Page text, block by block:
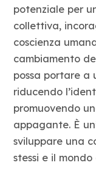
potenziale per
collettiva,
coscienza
cambiamento
possa portare a
riducendo
promuovendo
appagante. È
sviluppare una
stessi e il